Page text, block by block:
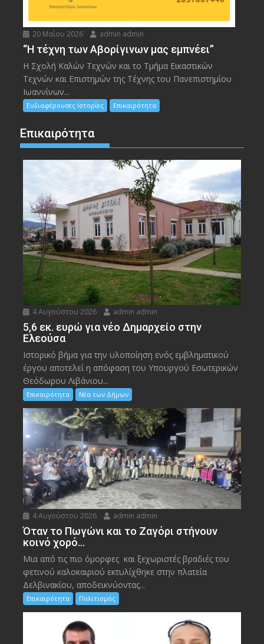
20 Μαΐου 2026 admin admin
“Η τέχνη των Αβορίγινων μας εμπνέει”
Η Σχολή Καλών Τεχνών και το Τμήμα Εικαστικών
Τεχνών και Επιστημών της Τέχνης του Πανεπιστημίου
Ιωαννίνων...
Ενδιαφέρουσες Ιστορίες Επικαιρότητα
Επικαιρότητα
4 Αυγούστου 2026 admin admin
5,6 εκ. ευρώ για νέο Δημαρχείο στην
Ελεούσα
Ιστορικό βήμα για την υλοποίηση ενός εμβληματικού
έργου αποτελεί η απόφαση του Υπουργού Εσωτερικών
Θεόδωρου Λιβάνιου...
Επικαιρότητα Νέα των Δήμων
4 Αυγούστου 2026 admin admin
Όταν το Πωγώνι και το Ζαγόρι στήνουν
κοινό χορό…
Μια από τις πιο όμορφες και ξεχωριστές βραδιές του
φετινού καλοκαιριού εκτυλίχθηκε στην πλατεία
Δελβινακίου, αποδεικνύοντας...
Επικαιρότητα Πολιτισμός